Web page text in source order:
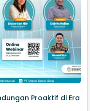
Proaktif di Era